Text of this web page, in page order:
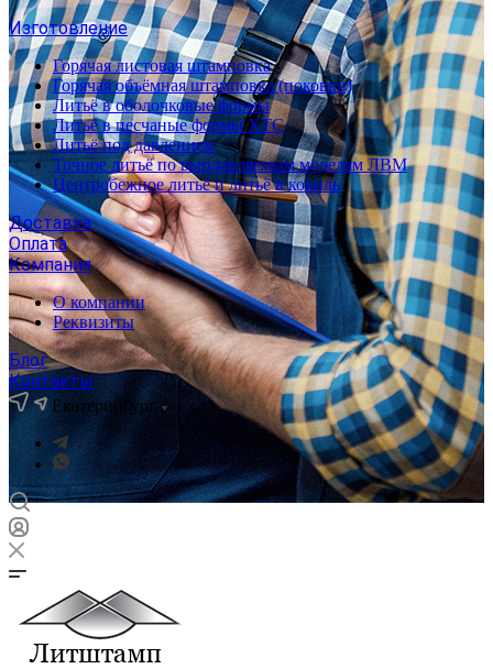
Изготовление
Горячая листовая штамповка
Горячая объёмная штамповка (поковки)
Литьё в оболочковые формы
Литьё в песчаные формы ХТС
Литьё под давлением
Точное литьё по выплавляемым моделям ЛВМ
Центробежное литьё и литьё в кокиль
Доставка
Оплата
Компания
О компании
Реквизиты
Блог
Контакты
Екатеринбург